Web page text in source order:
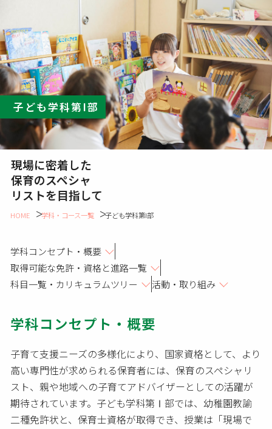
子ども学科第I部
現場に密着した
保育のスペシャ
リストを目指して
HOME 学科・コース一覧 子ども学科第I部
学科コンセプト・概要
取得可能な免許・資格と進路一覧
科目一覧・カリキュラムツリー
活動・取り組み
学科コンセプト・概要
子育て支援ニーズの多様化により、国家資格として、より
高い専門性が求められる保育者には、保育のスペシャリ
スト、親や地域への子育てアドバイザーとしての活躍が
期待されています。子ども学科第Ⅰ部では、幼稚園教諭
二種免許状と、保育士資格が取得でき、授業は「現場で